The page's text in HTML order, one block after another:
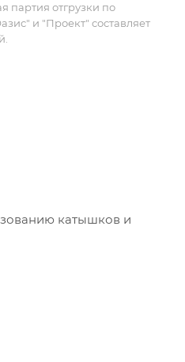
партия отгрузки по
и "Проект" составляет
катышков и